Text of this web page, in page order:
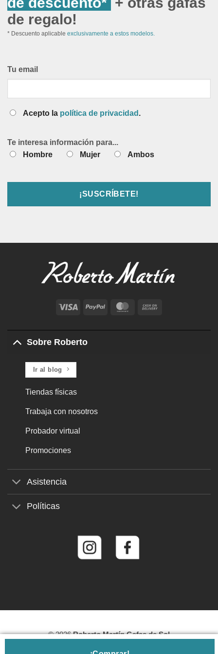
de regalo!
* Descuento aplicable exclusivamente a estos modelos.
Tu email
Acepto la política de privacidad .
Te interesa información para...
Hombre
Mujer Ambos
Visa PayPal MasterCard
Delivery
Sobre Roberto
Ir al blog
Tiendas físicas
Trabaja con nosotros
Probador virtual
Promociones
Asistencia
Políticas
© 2026Roberto Martín Gafas de Sol